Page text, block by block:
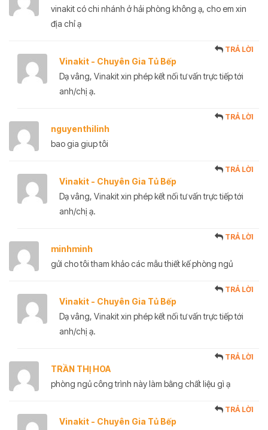
vinakit có chi nhánh ở hải phòng không ạ, cho em xin
địa chỉ ạ
Vinakit - Chuyên Gia Tủ Bếp
TRẢ LỜI
Dạ vâng, Vinakit xin phép kết nối tư vấn trực tiếp tới
anh/chị ạ.
nguyenthilinh
TRẢ LỜI
bao gia giup tôi
Vinakit - Chuyên Gia Tủ Bếp
TRẢ LỜI
Dạ vâng, Vinakit xin phép kết nối tư vấn trực tiếp tới
anh/chị ạ.
minhminh
TRẢ LỜI
gửi cho tôi tham khảo các mẫu thiết kế phòng ngủ
Vinakit - Chuyên Gia Tủ Bếp
TRẢ LỜI
Dạ vâng, Vinakit xin phép kết nối tư vấn trực tiếp tới
anh/chị ạ.
TRẦN THỊ HOA
TRẢ LỜI
phòng ngủ công trình này làm bằng chất liệu gì ạ
Vinakit - Chuyên Gia Tủ Bếp
TRẢ LỜI